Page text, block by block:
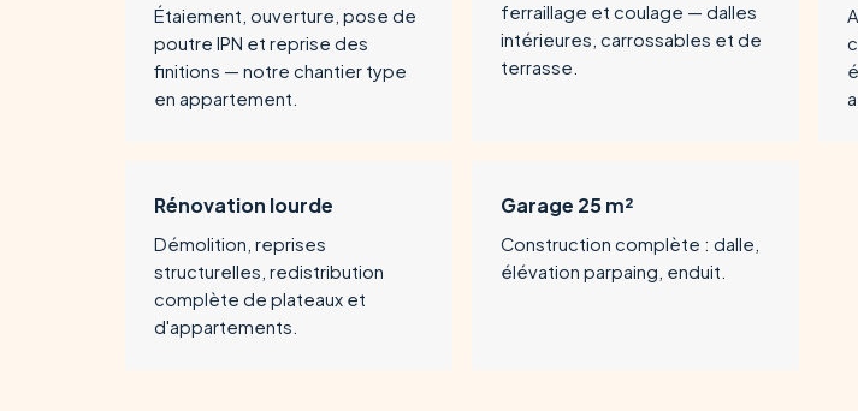
Étaiement, ouverture, pose de
poutre IPN et reprise des
finitions — notre chantier type
en appartement.
ferraillage et coulage — dalles
intérieures, carrossables et de
terrasse.
Rénovation lourde
Démolition, reprises
structurelles, redistribution
complète de plateaux et
d'appartements.
Garage 25 m²
Construction complète : dalle,
élévation parpaing, enduit.